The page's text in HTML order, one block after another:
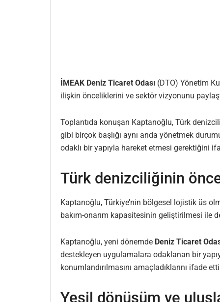
İMEAK Deniz Ticaret Odası (DTO) Yönetim
ilişkin önceliklerini ve sektör vizyonunu
Toplantıda konuşan Kaptanoğlu, Türk
gibi birçok başlığı aynı anda yönetmek
odaklı bir yapıyla hareket etmesi gerektiğini
Türk denizciliğinin
Kaptanoğlu, Türkiye’nin bölgesel lojistik üs
bakım-onarım kapasitesinin geliştirilmesi ile
Kaptanoğlu, yeni dönemde Deniz Ticaret
destekleyen uygulamalara odaklanan bir
konumlandırılmasını amaçladıklarını ifade
Yeşil dönüşüm ve